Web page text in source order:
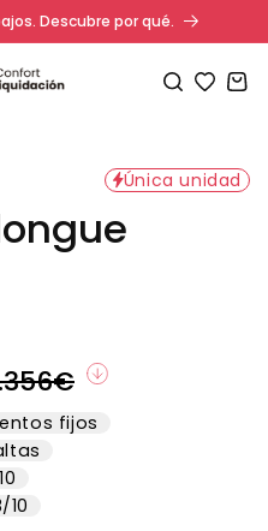
Descubre por qué.
Carrito
Única unidad
fijos
10